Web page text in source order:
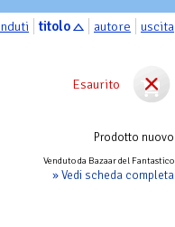
titolo autore uscita
Esaurito
Prodotto nuovo
Venduto da Bazaar del Fantastico
» Vedi scheda completa